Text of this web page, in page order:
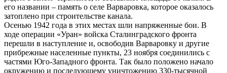
его названии – память о селе Варваровка, которое оказалось
затоплено при строительстве канала.
Осенью 1942 года в этих местах шли напряженные бои. В
ходе операции «Уран» войска Сталинградского фронта
перешли в наступление и, освободив Варваровку и другие
прибрежные населенные пункты, 23 ноября соединились с
частями Юго-Западного фронта. Так было положено начало
окружению и последующему уничтожению 330-тысячной